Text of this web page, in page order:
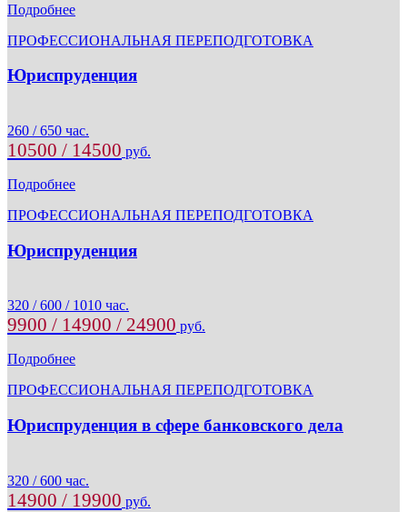
Подробнее
ПРОФЕССИОНАЛЬНАЯ ПЕРЕПОДГОТОВКА
Юриспруденция
260 / 650 час.
10500 / 14500 руб.
Подробнее
ПРОФЕССИОНАЛЬНАЯ ПЕРЕПОДГОТОВКА
Юриспруденция
320 / 600 / 1010 час.
9900 / 14900 / 24900 руб.
Подробнее
ПРОФЕССИОНАЛЬНАЯ ПЕРЕПОДГОТОВКА
Юриспруденция в сфере банковского дела
320 / 600 час.
14900 / 19900 руб.